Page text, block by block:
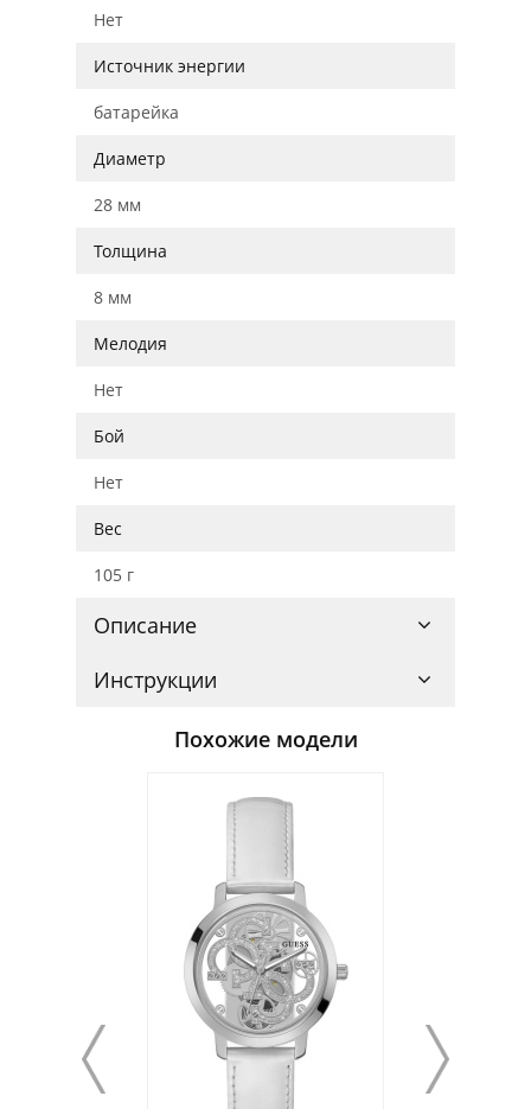
Нет
Источник энергии
батарейка
Диаметр
28 мм
Толщина
8 мм
Мелодия
Нет
Бой
Нет
Вес
105 г
Описание
Инструкции
Похожие модели